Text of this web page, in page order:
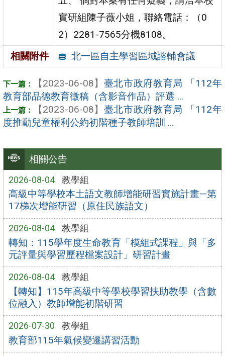
相關公告
2026-08-04 教學組
高級中等學校本土語文教師增能研習實施計畫—第
17梯次增能研習（原住民族語文）
2026-08-04 教學組
轉知：115學年度生命教育「模組式課程」與「多
元評量與學習歷程檔案設計」研習計畫
2026-08-04 教學組
【轉知】115年高級中等學校學習扶助教學（含數
位融入）教師增能初階研習
2026-07-30 教學組
教育部115年氣候變遷講習活動
實研組陳子薇小姐，聯絡電話：（0
2）2281-7565分機8108。
相關附件
北一區自主學習區域諮輔會議
【2023-06-08】 臺北市政府教育局 「112年
教育部品德教育徵稿（含影音作品）評選 ...
【2023-06-08】 臺北市政府教育局 「112年
度推動兒童權利公約初階種子教師培訓 ...